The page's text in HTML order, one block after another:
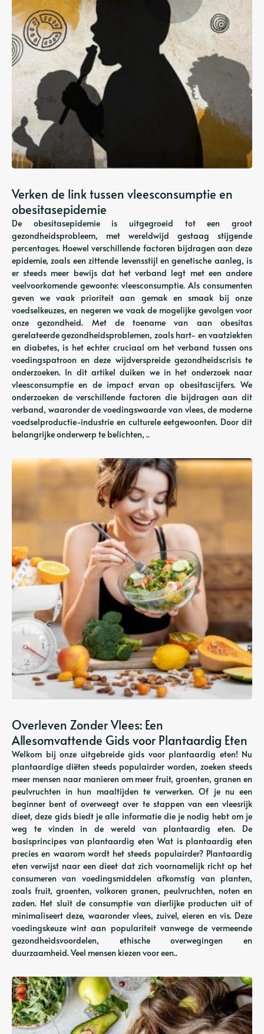
Verken de link tussen vleesconsumptie en
obesitasepidemie
De obesitasepidemie is uitgegroeid tot een groot
gezondheidsprobleem, met wereldwijd gestaag stijgende
percentages. Hoewel verschillende factoren bijdragen aan deze
epidemie, zoals een zittende levensstijl en genetische aanleg, is
er steeds meer bewijs dat het verband legt met een andere
veelvoorkomende gewoonte: vleesconsumptie. Als consumenten
geven we vaak prioriteit aan gemak en smaak bij onze
voedselkeuzes, en negeren we vaak de mogelijke gevolgen voor
onze gezondheid. Met de toename van aan obesitas
gerelateerde gezondheidsproblemen, zoals hart- en vaatziekten
en diabetes, is het echter cruciaal om het verband tussen ons
voedingspatroon en deze wijdverspreide gezondheidscrisis te
onderzoeken. In dit artikel duiken we in het onderzoek naar
vleesconsumptie en de impact ervan op obesitascijfers. We
onderzoeken de verschillende factoren die bijdragen aan dit
verband, waaronder de voedingswaarde van vlees, de moderne
voedselproductie-industrie en culturele eetgewoonten. Door dit
belangrijke onderwerp te belichten, ..
Overleven Zonder Vlees: Een
Allesomvattende Gids voor Plantaardig Eten
Welkom bij onze uitgebreide gids voor plantaardig eten! Nu
plantaardige diëten steeds populairder worden, zoeken steeds
meer mensen naar manieren om meer fruit, groenten, granen en
peulvruchten in hun maaltijden te verwerken. Of je nu een
beginner bent of overweegt over te stappen van een vleesrijk
dieet, deze gids biedt je alle informatie die je nodig hebt om je
weg te vinden in de wereld van plantaardig eten. De
basisprincipes van plantaardig eten Wat is plantaardig eten
precies en waarom wordt het steeds populairder? Plantaardig
eten verwijst naar een dieet dat zich voornamelijk richt op het
consumeren van voedingsmiddelen afkomstig van planten,
zoals fruit, groenten, volkoren granen, peulvruchten, noten en
zaden. Het sluit de consumptie van dierlijke producten uit of
minimaliseert deze, waaronder vlees, zuivel, eieren en vis. Deze
voedingskeuze wint aan populariteit vanwege de vermeende
gezondheidsvoordelen, ethische overwegingen en
duurzaamheid. Veel mensen kiezen voor een..